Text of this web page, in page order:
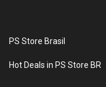
PS Store Brasil
Hot Deals in PS Store BR